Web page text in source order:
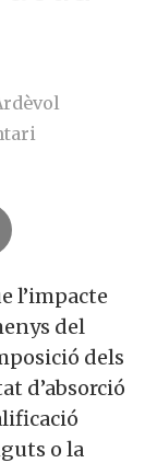
l’impacte
del
dels
d’absorció
o la